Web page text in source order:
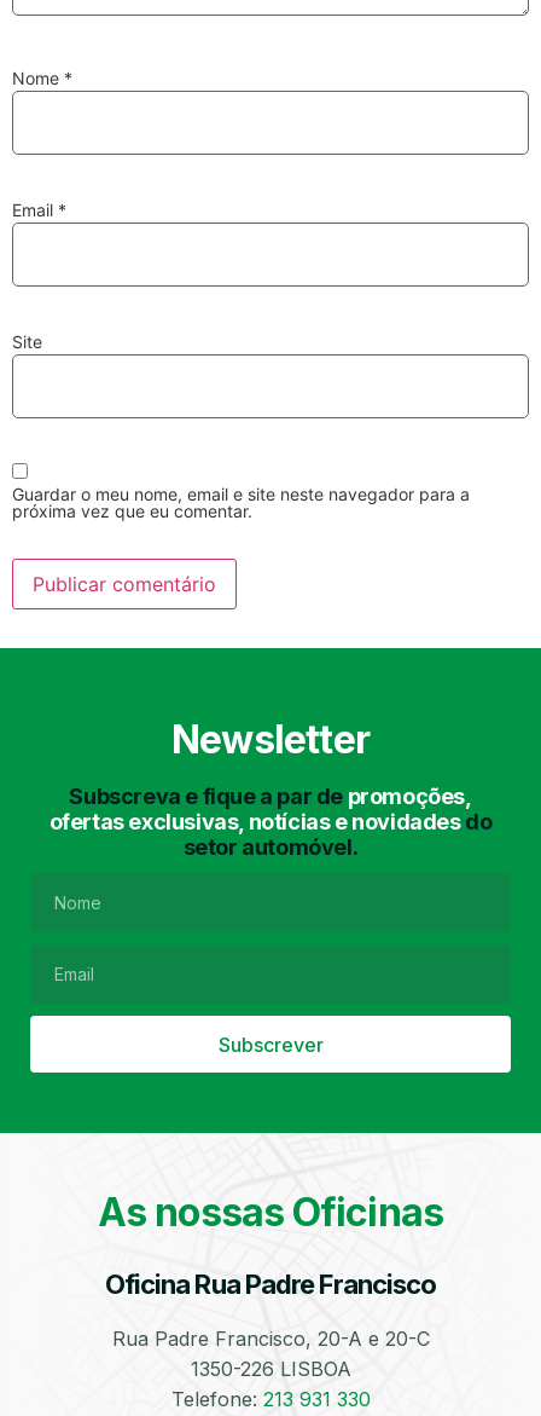
Nome *
Email *
Site
Guardar o meu nome, email e site neste navegador para a
próxima vez que eu comentar.
Newsletter
Subscreva e fique a par de promoções,
ofertas exclusivas, notícias e novidadesdo
setor automóvel.
Subscrever
As nossas Oficinas
Oficina Rua Padre Francisco
Rua Padre Francisco, 20-A e 20-C
1350-226 LISBOA
Telefone: 213 931 330
Discos e Pastilhas
Amortecedores
Lavagem Manual
Lavagem de Chassis Matrículas
Filtro de Partículas Óleos
Bate-Chapas
Higienização e
Automóvel